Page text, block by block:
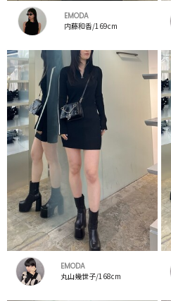
EMODA
内藤和香/169cm
EMODA
丸山幾世子/168cm